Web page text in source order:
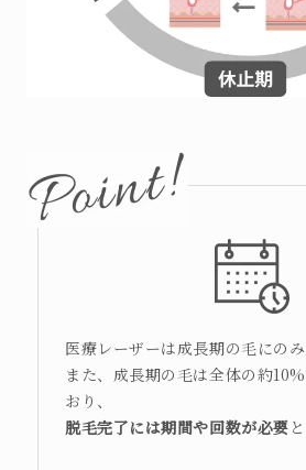
医療レーザーは成長期の毛にのみ
また、成長期の毛は全体の約
おり、
脱毛完了には期間や回数が必要